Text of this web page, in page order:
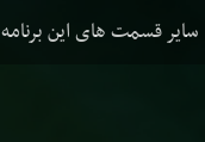
سایر قسمت های این برنامه